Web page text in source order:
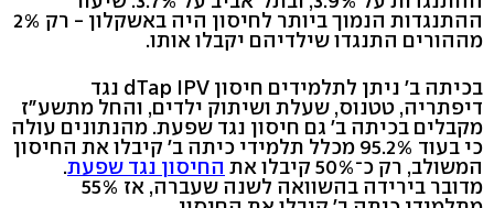
ההתנגדות הנמוך ביותר לחיסון היה באשקלון - רק 2%
מההורים התנגדו שילדיהם יקבלו אותו.
בכיתה ב' ניתן לתלמידים חיסון dTap IPV נגד
דיפתריה, טטנוס, שעלת ושיתוק ילדים, והחל מתשע"ז
מקבלים בכיתה ב' גם חיסון נגד שפעת. מהנתונים עולה
כי בעוד 95.2% מכלל תלמידי כיתה ב' קיבלו את החיסון
המשולב, רק כ־50% קיבלו את החיסון נגד שפעת.
מדובר בירידה בהשוואה לשנה שעברה, אז 55%